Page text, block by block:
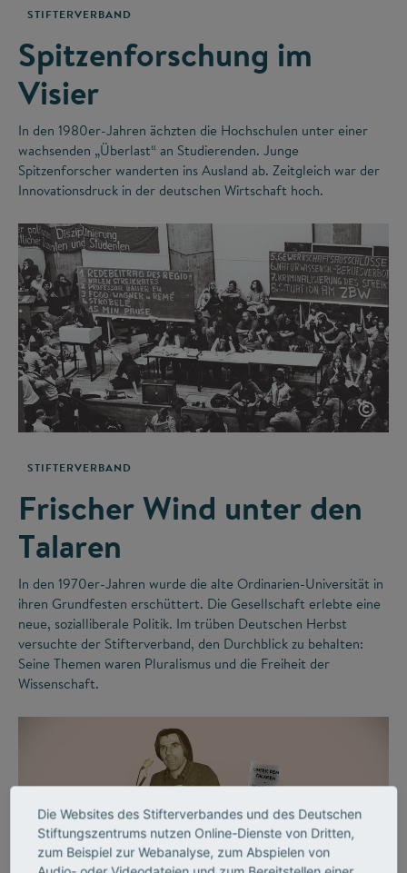
STIFTERVERBAND
Spitzenforschung im
Visier
In den 1980er-Jahren ächzten die Hochschulen unter einer
wachsenden „Überlast“ an Studierenden. Junge
Spitzenforscher wanderten ins Ausland ab. Zeitgleich war der
Innovationsdruck in der deutschen Wirtschaft hoch.
©
STIFTERVERBAND
Frischer Wind unter den
Talaren
In den 1970er-Jahren wurde die alte Ordinarien-Universität in
ihren Grundfesten erschüttert. Die Gesellschaft erlebte eine
neue, sozialliberale Politik. Im trüben Deutschen Herbst
versuchte der Stifterverband, den Durchblick zu behalten:
Seine Themen waren Pluralismus und die Freiheit der
Wissenschaft.
Die Websites des Stifterverbandes und des Deutschen
Stiftungszentrums nutzen Online-Dienste von Dritten,
zum Beispiel zur Webanalyse, zum Abspielen von